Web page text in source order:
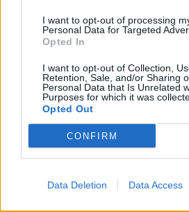
I want to opt-out of processing
Personal Data for Targeted
Opted In
I want to opt-out of Collection,
Retention, Sale, and/or Sharing
Personal Data that Is Unrelated
Purposes for which it was
Opted Out
CONFIRM
Data Deletion Data Access
15
Volkswagen
13 833
43